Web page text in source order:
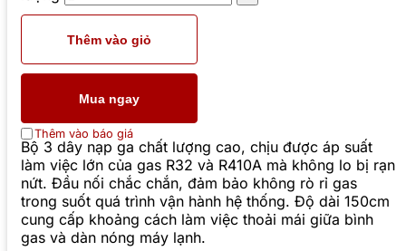
Thêm vào giỏ
Mua ngay
Thêm vào báo giá
Bộ 3 dây nạp ga chất lượng cao, chịu được áp suất
làm việc lớn của gas R32 và R410A mà không lo bị rạn
nứt. Đầu nối chắc chắn, đảm bảo không rò rỉ gas
trong suốt quá trình vận hành hệ thống. Độ dài 150cm
cung cấp khoảng cách làm việc thoải mái giữa bình
gas và dàn nóng máy lạnh.